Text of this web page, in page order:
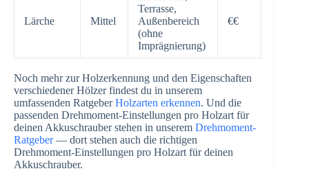
Lärche Mittel
Terrasse,
Außenbereich
(ohne
Imprägnierung)
€€
Noch mehr zur Holzerkennung und den Eigenschaften
verschiedener Hölzer findest du in unserem
umfassenden RatgeberHolzarten erkennen. Und die
passenden Drehmoment-Einstellungen pro Holzart für
deinen Akkuschrauber stehen in unserem Drehmoment-
Ratgeber— dort stehen auch die richtigen
Drehmoment-Einstellungen pro Holzart für deinen
Akkuschrauber.